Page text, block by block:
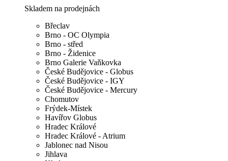
Skladem na prodejnách
Břeclav
Brno - OC Olympia
Brno - střed
Brno - Židenice
Brno Galerie Vaňkovka
České Budějovice - Globus
České Budějovice - IGY
České Budějovice - Mercury
Chomutov
Frýdek-Místek
Havířov Globus
Hradec Králové
Hradec Králové - Atrium
Jablonec nad Nisou
Jihlava